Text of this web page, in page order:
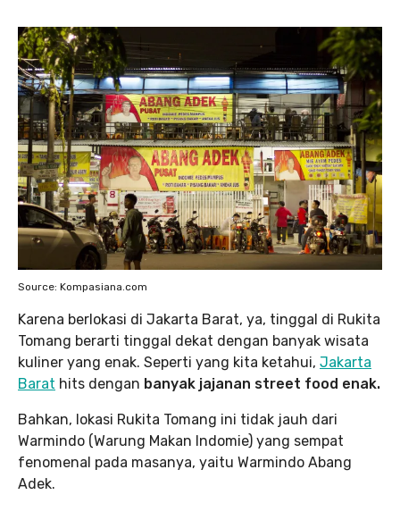
Source: Kompasiana.com
Karena berlokasi di Jakarta Barat, ya, tinggal di Rukita
Tomang berarti tinggal dekat dengan banyak wisata
kuliner yang enak. Seperti yang kita ketahui, Jakarta
Barat hits dengan banyak jajanan street food enak.
Bahkan, lokasi Rukita Tomang ini tidak jauh dari
Warmindo (Warung Makan Indomie) yang sempat
fenomenal pada masanya, yaitu Warmindo Abang
Adek.